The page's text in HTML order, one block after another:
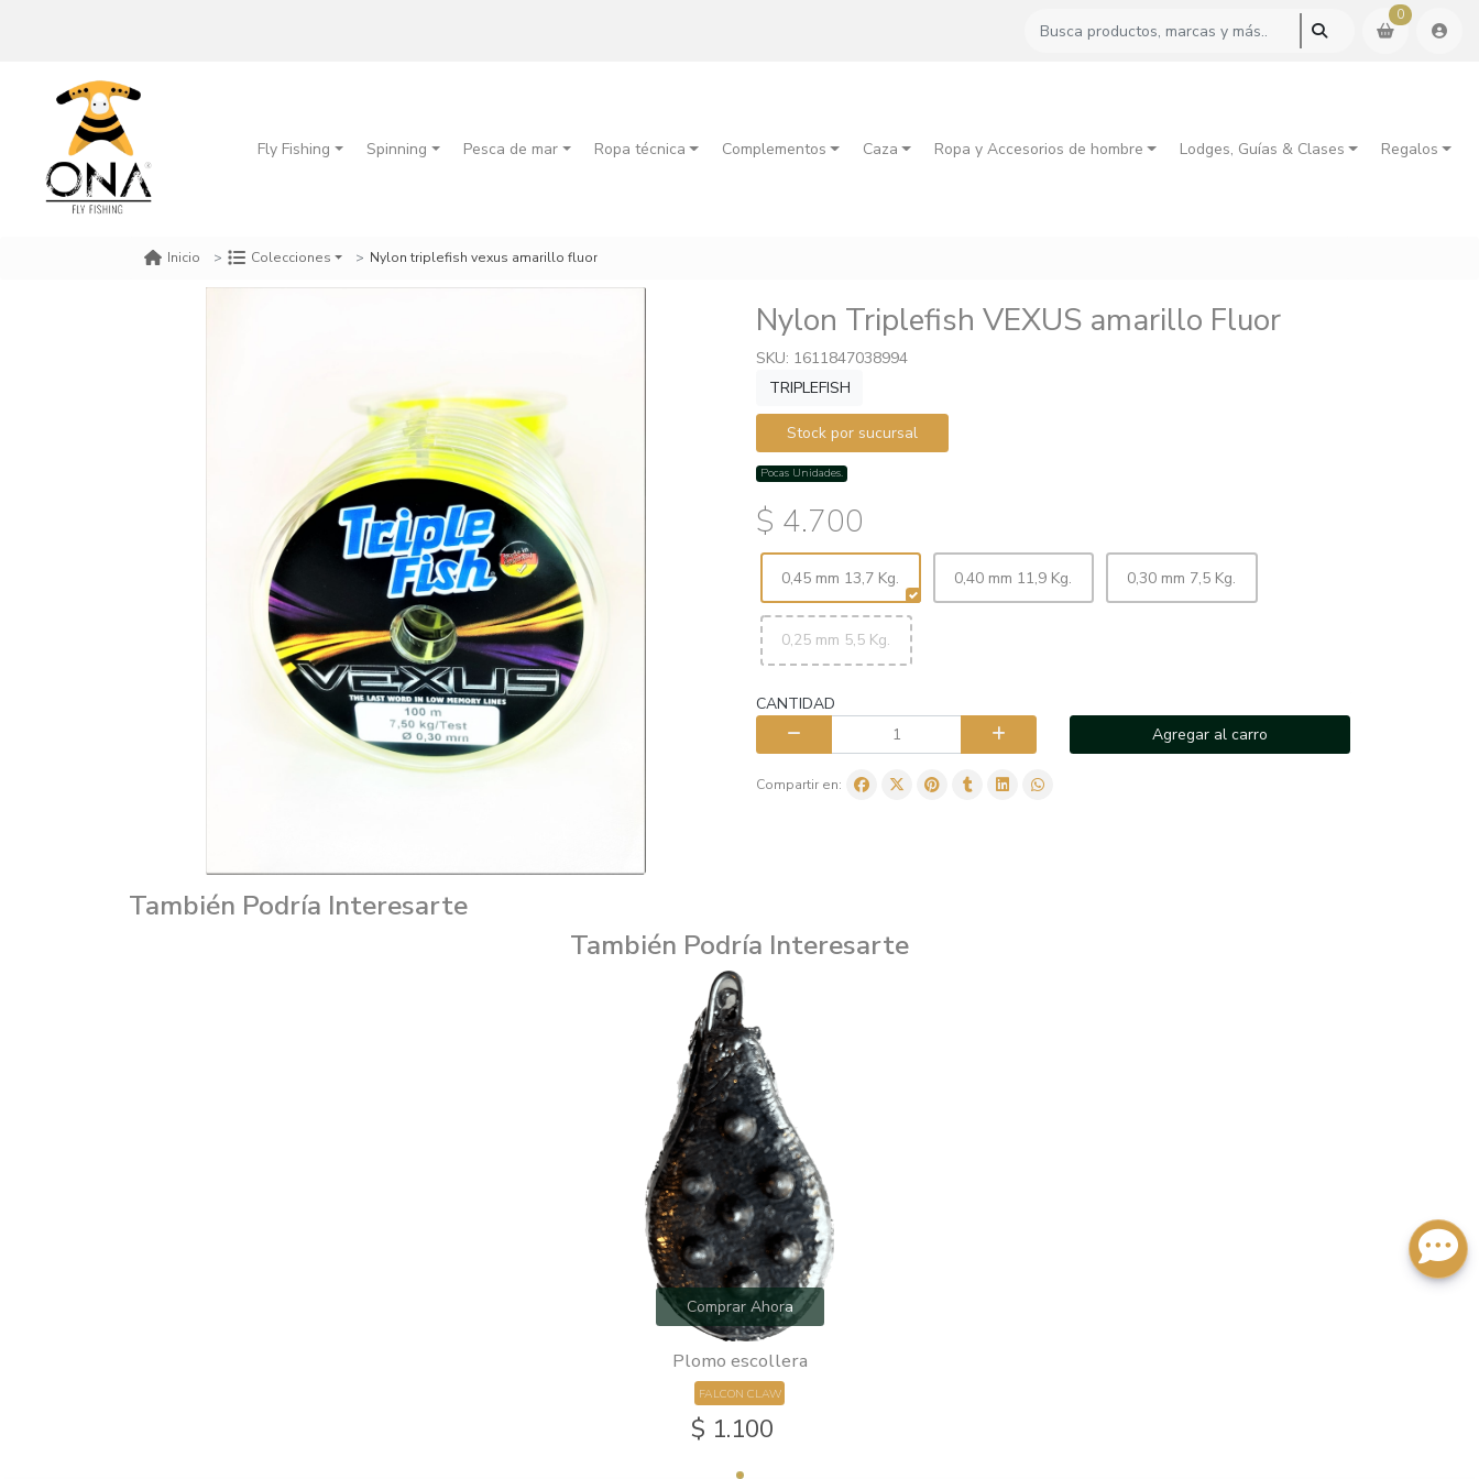
0
Fly Fishing Spinning Pesca de mar Ropa técnica Complementos Caza Ropa y Accesorios de hombre Lodges, Guías & Clases Regalos
Inicio Colecciones Nylon triplefish vexus amarillo fluor
Nylon Triplefish VEXUS amarillo Fluor
SKU: 1611847038994
TRIPLEFISH
Stock por sucursal
Pocas Unidades.
$ 4.700
0,45 mm 13,7 Kg. 0,40 mm 11,9 Kg. 0,30 mm 7,5 Kg.
0,25 mm 5,5 Kg.
CANTIDAD
Agregar al carro
Compartir en:
También Podría Interesarte
También Podría Interesarte
Comprar Ahora
Plomo escollera
FALCON CLAW
$ 1.100